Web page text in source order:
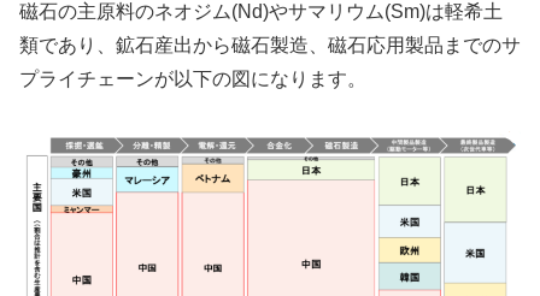
磁石の主原料のネオジム(Nd)やサマリウム(Sm)は軽希土
類であり、鉱石産出から磁石製造、磁石応用製品までのサ
プライチェーンが以下の図になります。